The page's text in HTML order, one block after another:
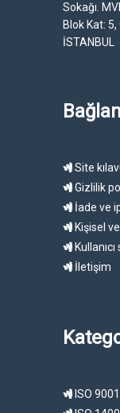
Sokağı.
Blok Kat:
İSTANBUL
Site
Gizlilik
İade ve
Kişisel
İletişim
ISO